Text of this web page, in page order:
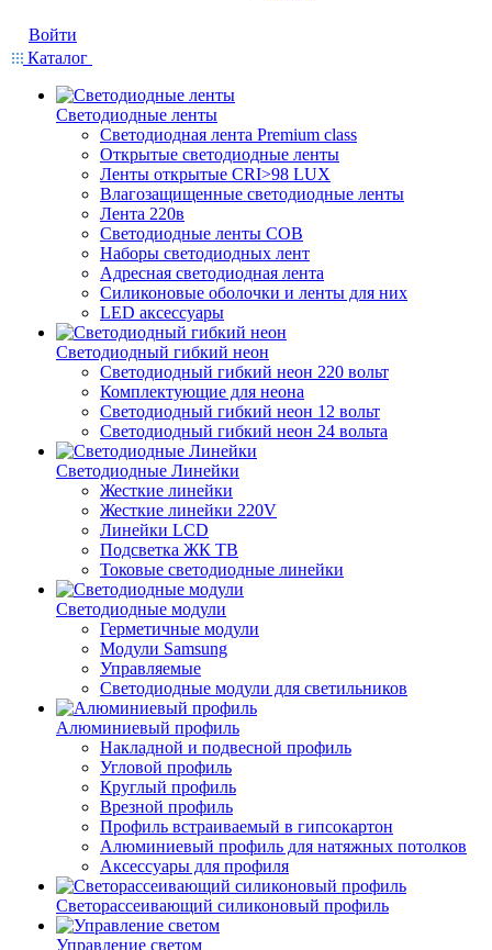
Войти
Каталог
Светодиодные ленты
Светодиодная лента Premium class
Открытые светодиодные ленты
Ленты открытые CRI>98 LUX
Влагозащищенные светодиодные ленты
Лента 220в
Светодиодные ленты COB
Наборы светодиодных лент
Адресная светодиодная лента
Силиконовые оболочки и ленты для них
LED аксессуары
Светодиодный гибкий неон
Светодиодный гибкий неон 220 вольт
Комплектующие для неона
Светодиодный гибкий неон 12 вольт
Светодиодный гибкий неон 24 вольта
Светодиодные Линейки
Жесткие линейки
Жесткие линейки 220V
Линейки LCD
Подсветка ЖК ТВ
Токовые светодиодные линейки
Светодиодные модули
Герметичные модули
Модули Samsung
Управляемые
Светодиодные модули для светильников
Алюминиевый профиль
Накладной и подвесной профиль
Угловой профиль
Круглый профиль
Врезной профиль
Профиль встраиваемый в гипсокартон
Алюминиевый профиль для натяжных потолков
Аксессуары для профиля
Светорассеивающий силиконовый профиль
Управление светом